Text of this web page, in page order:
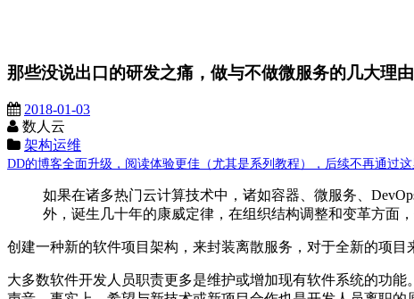
那些没说出口的研发之痛，做与不做微服务的几大理由
2018-01-03
数人云
架构运维
DD的博客全面升级，阅读体验更佳（尤其是系列教程），后续不再通过
如果在诸多热门云计算技术中，诸如容器、微服务、
外，诞生几十年的康威定律，在组织结构调整和变革方面，
创建一种新的软件项目架构，来封装离散服务，对于全新的项
大多数软件开发人员职责更多是维护或增加现有软件系统的功